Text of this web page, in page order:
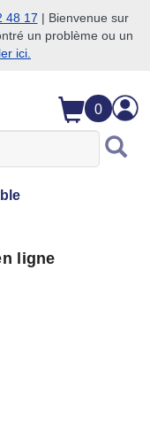
48 17 | Bienvenue sur
un problème ou un
ici.
0
ligne